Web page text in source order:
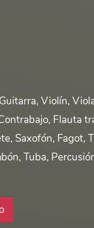
Violín,
Flauta
Saxofón, Fagot,
Tuba,